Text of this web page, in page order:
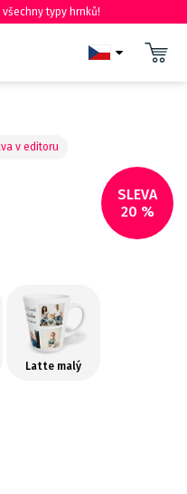
typy hrnků!
SLEVA
20 %
Latte malý